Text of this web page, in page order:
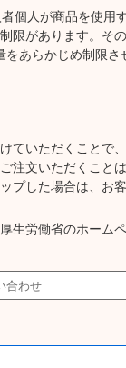
個人が商品を使用
限があります。そ
をあらかじめ制限さ
ていただくことで
注文いただくこと
プした場合は、お
生労働省のホーム
合わせ